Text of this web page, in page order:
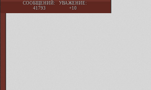
СООБЩЕНИЙ:
41793
УВАЖЕНИЕ:
+10